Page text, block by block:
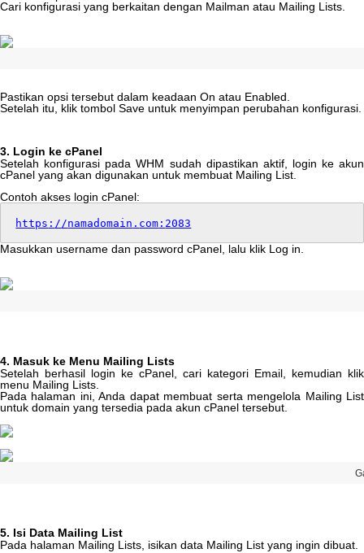
Cari konfigurasi yang berkaitan dengan Mailman atau Mailing Lists.
Pastikan opsi tersebut dalam keadaan On atau Enabled.
Setelah itu, klik tombol Save untuk menyimpan perubahan konfigurasi.
3. Login ke cPanel
Setelah konfigurasi pada WHM sudah dipastikan aktif, login ke akun
cPanel yang akan digunakan untuk membuat Mailing List.
Contoh akses login cPanel:
https : //namadomain . com : 2083
Masukkan username dan password cPanel, lalu klik Log in.
4. Masuk ke Menu Mailing Lists
Setelah berhasil login ke cPanel cari kategori Email kemudian klik
menu Mailing Lists
Pada halaman ini, Anda dapat membuat serta mengelola Mailing List
untuk domain yang tersedia pada akun cPanel tersebut
5. Isi Data Mailing List
Pada halaman Mailing Lists isikan data Mailing List yang ingin dibuat